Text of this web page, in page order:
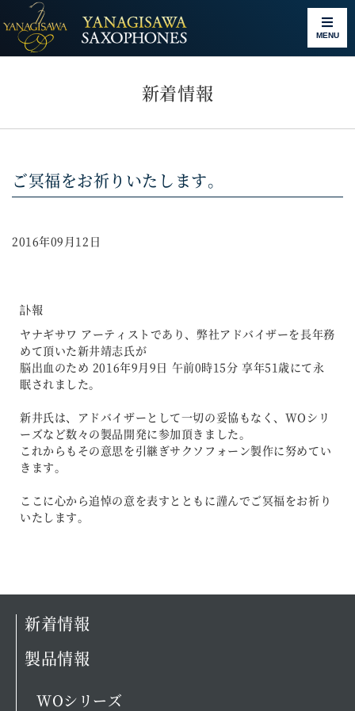
MENU
新着情報
ご冥福をお祈りいたします。
2016年09月12日
訃報
ヤナギサワ アーティストであり、弊社アドバイザーを長年務
めて頂いた新井靖志氏が
脳出血のため 2016年9月9日 午前0時15分 享年51歳にて永
眠されました。
新井氏は、アドバイザーとして一切の妥協もなく、WOシリ
ーズなど数々の製品開発に参加頂きました。
これからもその意思を引継ぎサクソフォーン製作に努めてい
きます。
ここに心から追悼の意を表すとともに謹んでご冥福をお祈り
いたします。
新着情報
製品情報
WOシリーズ